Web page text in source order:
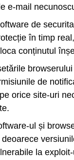
e-mail
de
în timp
conținutul
de
orice site-uri
ul și
la